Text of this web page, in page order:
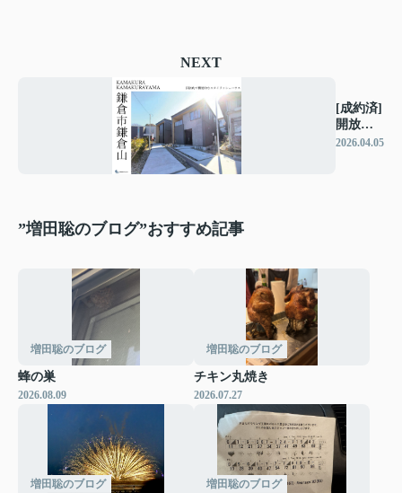
NEXT
[成約済]
開放的
で機能
2026.04.05
”増田聡のブログ”おすすめ記事
増田聡のブログ
蜂の巣
2026.08.09
増田聡のブログ
チキン丸焼き
2026.07.27
増田聡のブログ 増田聡のブログ